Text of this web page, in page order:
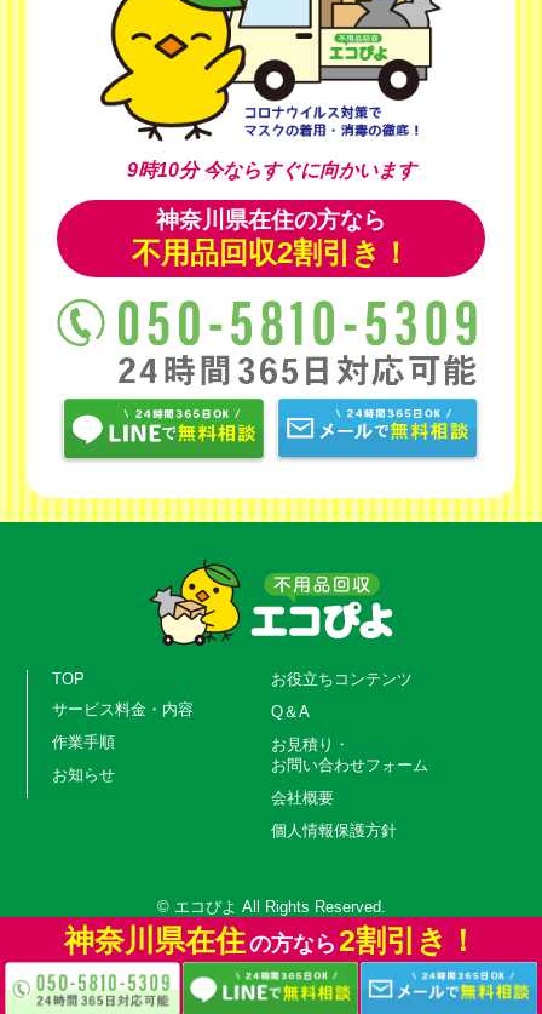
9時10分今ならすぐに向かいます
神奈川県在住の方なら
不用品回収2割引き！
神奈川県在住の方なら 2割引き！
TOP
サービス料金・内容
作業手順
お知らせ
お役立ちコンテンツ
Q＆A
お見積り・
お問い合わせフォーム
会社概要
個人情報保護方針
© エコぴよ All Rights Reserved.